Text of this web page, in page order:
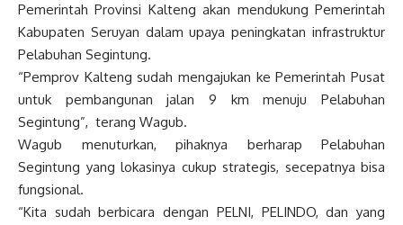
Pemerintah Provinsi Kalteng akan mendukung Pemerintah
Kabupaten Seruyan dalam upaya peningkatan infrastruktur
Pelabuhan Segintung.
“Pemprov Kalteng sudah mengajukan ke Pemerintah Pusat
untuk pembangunan jalan 9 km menuju Pelabuhan
Segintung”, terang Wagub.
Wagub menuturkan, pihaknya berharap Pelabuhan
Segintung yang lokasinya cukup strategis, secepatnya bisa
fungsional.
“Kita sudah berbicara dengan PELNI, PELINDO, dan yang